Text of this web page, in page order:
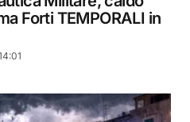
Forti TEMPORALI in